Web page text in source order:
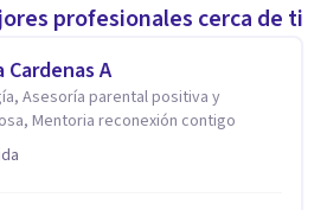
profesionales cerca de ti
Cardenas A
Asesoría parental positiva y
Mentoria reconexión contigo